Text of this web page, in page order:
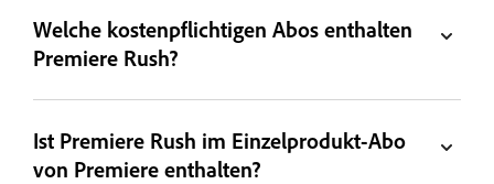
Welche kostenpflichtigen Abos enthalten
Premiere Rush?
Ist Premiere Rush im Einzelprodukt-Abo
von Premiere enthalten?